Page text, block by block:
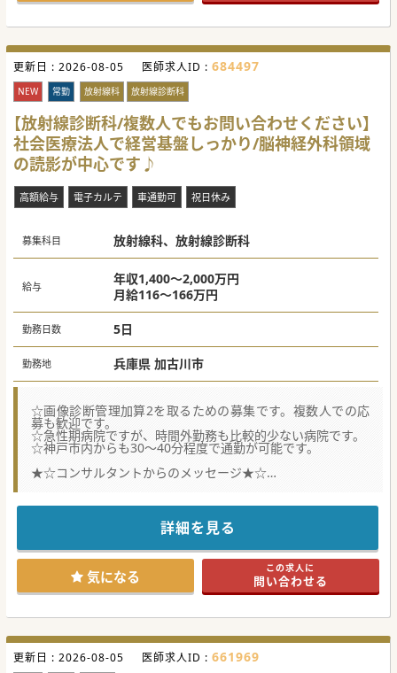
更新日 : 2026-08-05 医師求人ID : 684497
NEW 常勤 放射線科 放射線診断科
【放射線診断科/複数人でもお問い合わせください】
社会医療法人で経営基盤しっかり/脳神経外科領域
の読影が中心です♪
高額給与 電子カルテ 車通勤可 祝日休み
募集科目 放射線科、放射線診断科
給与
年収1,400～2,000万円
月給116～166万円
勤務日数 5日
勤務地 兵庫県 加古川市
☆画像診断管理加算2を取るための募集です。複数人での応
募も歓迎です。
☆急性期病院ですが、時間外勤務も比較的少ない病院です。
☆神戸市内からも30～40分程度で通勤が可能です。
★☆コンサルタントからのメッセージ★☆
社会医療法人として地域の救急医療に貢献している病院で
定年は60歳となっておりますが、それ以降も継続して勤務が
また法人内に老健施設も複数保有してるため、将来的に老健
でといった勤務もご相談可能です。
医療機器の導入は積極的に行っており、各医療機器は最新の
ものが導入されています。
詳細を見る
気になる この求人に
問い合わせる
更新日 : 2026-08-05 医師求人ID : 661969